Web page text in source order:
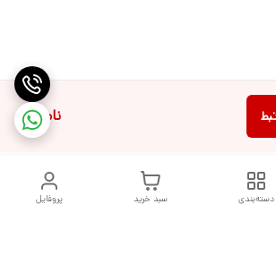
ناموجود
پروفایل سبد خرید دسته‌بندی